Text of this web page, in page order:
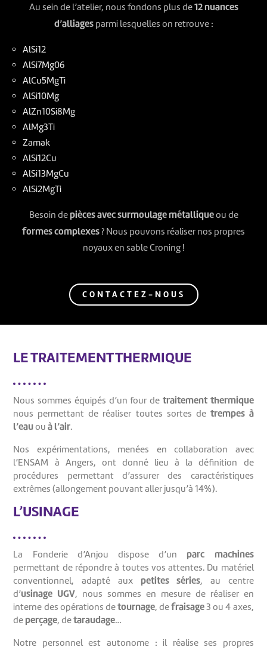
Au sein de l’atelier, nous fondons plus de12 nuances
d’alliagesparmi lesquelles on retrouve :
AlSi12
AlSi7Mg06
AlCu5MgTi
AlSi10Mg
AlZn10Si8Mg
AlMg3Ti
Zamak
AlSi12Cu
AlSi13MgCu
AlSi2MgTi
Besoin depièces avec surmoulage métalliqueou de
formes complexes ? Nous pouvons réaliser nos propres
noyaux en sable Croning !
CONTACTEZ-NOUS
LE TRAITEMENT THERMIQUE
Nous sommes équipés d’un four de traitement thermique
nous permettant de réaliser toutes sortes detrempes à
l’eauou à l’air.
Nos expérimentations, menées en collaboration avec
l’ENSAM à Angers, ont donné lieu à la définition de
procédures permettant d’assurer des caractéristiques
extrêmes (allongement pouvant aller jusqu’à 14%).
L’USINAGE
La Fonderie d’Anjou dispose d’un parc machines
permettant de répondre à toutes vos attentes. Du matériel
conventionnel, adapté aux petites séries, au centre
d’usinage UGV, nous sommes en mesure de réaliser en
interne des opérations detournage, defraisage3 ou 4 axes,
de perçage, detaraudage…
Notre personnel est autonome : il réalise ses propres